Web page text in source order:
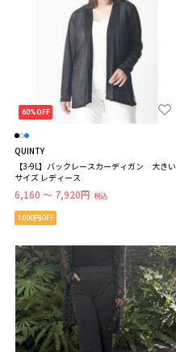
60%OFF
QUINTY
【3-9L】バックレースカーディガン 大きい
サイズ レディース
6,160 ～ 7,920円 税込
1000円OFF